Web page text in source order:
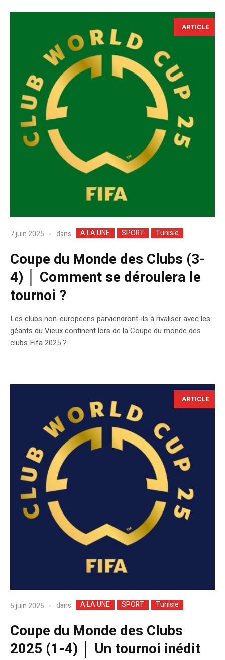
ARTICLE
7 juin 2025 dans A LA UNE SPORT Tunisie
Coupe du Monde des Clubs (3-
4) │ Comment se déroulera le
tournoi ?
Les clubs non-européens parviendront-ils à rivaliser avec les
géants du Vieux continent lors de la Coupe du monde des
clubs Fifa 2025 ?
ARTICLE
5 juin 2025 dans A LA UNE SPORT Tunisie
Coupe du Monde des Clubs
2025 (1-4) │ Un tournoi inédit